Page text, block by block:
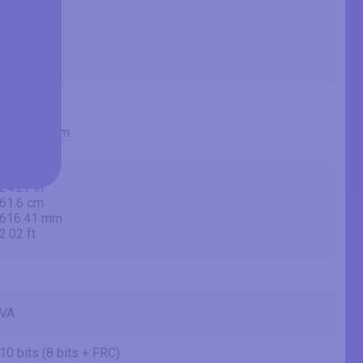
1095.84 mm
24.27 in
61.6 cm
616.41 mm
2.02 ft
VA
10 bits (8 bits + FRC)